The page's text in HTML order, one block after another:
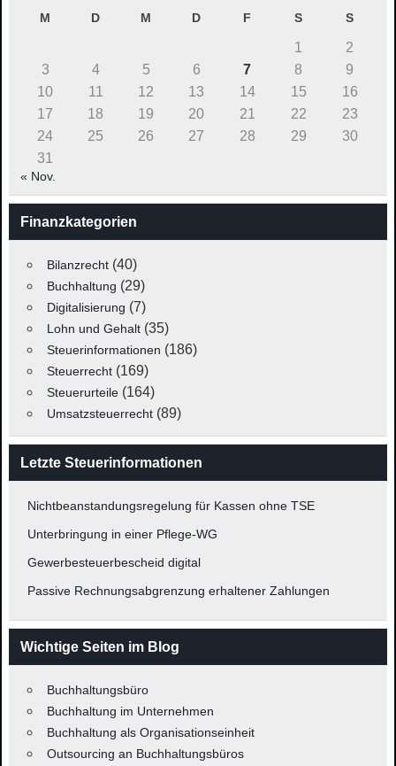
M D M D F S S
1
2
3
4 5 6 7 8
9
10
11 12 13 14 15
16
17
18 19 20 21 22
23
24
25 26 27 28 29
30
31
« Nov.
Finanzkategorien
Bilanzrecht(40)
Buchhaltung (29)
Digitalisierung (7)
Lohn und Gehalt(35)
Steuerinformationen (186)
Steuerrecht(169)
Steuerurteile(164)
Umsatzsteuerrecht(89)
Letzte Steuerinformationen
Nichtbeanstandungsregelung für Kassen ohne TSE
Unterbringung in einer Pflege-WG
Gewerbesteuerbescheid digital
Passive Rechnungsabgrenzung erhaltener Zahlungen
Wichtige Seiten im Blog
Buchhaltungsbüro
Buchhaltung im Unternehmen
Buchhaltung als Organisationseinheit
Outsourcing an Buchhaltungsbüros